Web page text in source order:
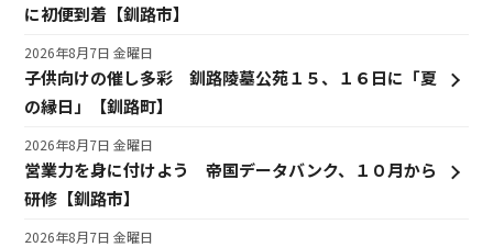
に初便到着【釧路市】
子供向けの催し多彩 釧路陵墓公苑１５、１６日に「夏
の縁日」【釧路町】
2026年8月7日 金曜日
営業力を身に付けよう 帝国データバンク、１０月から
研修【釧路市】
2026年8月7日 金曜日
2026年8月7日 金曜日